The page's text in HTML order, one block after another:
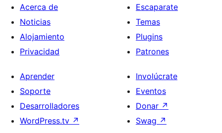
Acerca de
Noticias
Alojamiento
Privacidad
Escaparate
Temas
Plugins
Patrones
Aprender
Soporte
Desarrolladores
WordPress.tv ↗
Involúcrate
Eventos
Donar ↗
Swag ↗